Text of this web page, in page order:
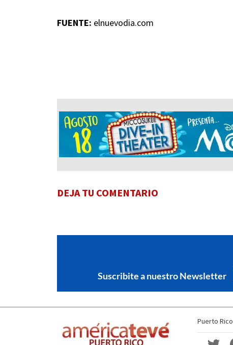
FUENTE: elnuevodia.com
DEJA TU COMENTARIO
Suscribite a nuestro Newsletter
Puerto Rico